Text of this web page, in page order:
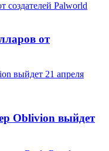
создателей Palworld
от
выйдет 21 апреля
Oblivion выйдет